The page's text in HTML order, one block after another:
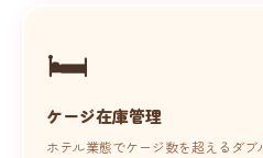
🛏
ケージ在庫管理
ホテル業態でケージ数を超えるダ